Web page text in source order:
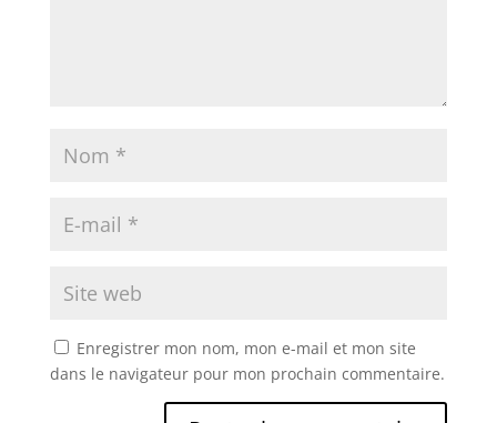
Enregistrer mon nom, mon e-mail et mon site
dans le navigateur pour mon prochain commentaire.